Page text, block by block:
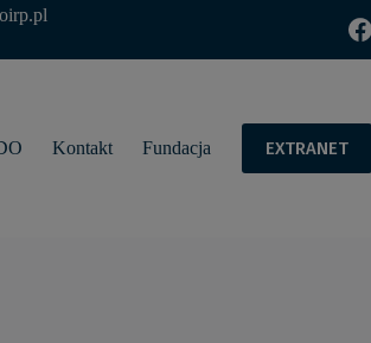
Kontakt Fundacja EXTRANET